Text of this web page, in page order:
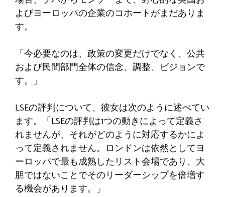
よびヨーロッパの企業のコホートがまだありま
す。
「今必要なのは、政策の変更だけでなく、公共
および民間部門全体の信念、調整、ビジョンで
す。」
LSEの評判について、彼女は次のように述べてい
ます。「LSEの評判は1つの動きによって定義さ
れませんが、それがどのように対応するかによ
って定義されません。ロンドンは依然としてヨ
ーロッパで最も成熟したリスト会場であり、大
胆ではないことでそのリーダーシップを倍増す
る機会があります。」